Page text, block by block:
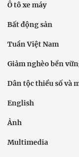
Ô tô xe máy
Bất động sản
Tuần Việt Nam
Giảm nghèo bền
Dân tộc thiểu số và
English
Ảnh
Multimedia